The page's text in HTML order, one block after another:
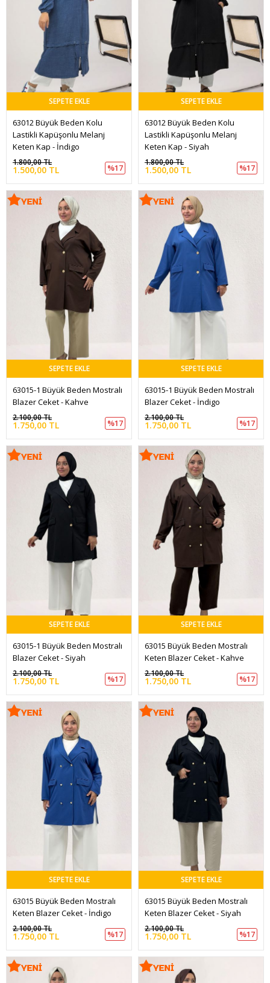
SEPETE EKLE
63012 Büyük Beden Kolu
Lastikli Kapüşonlu Melanj
Keten Kap - İndigo
1.500,00 TL
1.800,00 TL
%17
SEPETE EKLE
63012 Büyük Beden Kolu
Lastikli Kapüşonlu Melanj
Keten Kap - Siyah
1.500,00 TL
1.800,00 TL
%17
SEPETE EKLE
63015-1 Büyük Beden Mostralı
Blazer Ceket - Kahve
1.750,00 TL
2.100,00 TL
%17
SEPETE EKLE
63015-1 Büyük Beden Mostralı
Blazer Ceket - İndigo
1.750,00 TL
2.100,00 TL
%17
SEPETE EKLE
63015-1 Büyük Beden Mostralı
Blazer Ceket - Siyah
1.750,00 TL
2.100,00 TL
%17
SEPETE EKLE
63015 Büyük Beden Mostralı
Keten Blazer Ceket - Kahve
1.750,00 TL
2.100,00 TL
%17
SEPETE EKLE
63015 Büyük Beden Mostralı
Keten Blazer Ceket - İndigo
1.750,00 TL
2.100,00 TL
%17
SEPETE EKLE
63015 Büyük Beden Mostralı
Keten Blazer Ceket - Siyah
1.750,00 TL
2.100,00 TL
%17